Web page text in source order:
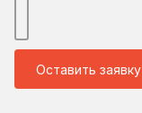
Оставить заявку